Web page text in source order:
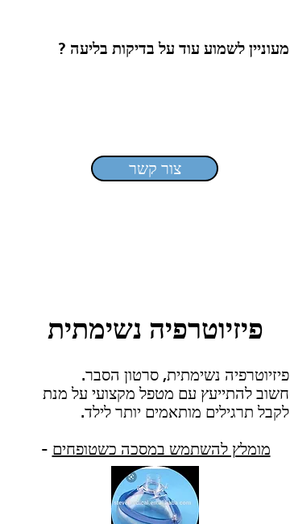
מעוניין לשמוע עוד על בדיקות בליעה ?
צור קשר
פיזיוטרפיה נשימתית
פיזיוטרפיה נשימתית, סרטון הסבר.
חשוב להתייעץ עם מטפל מקצועי על מנת
לקבל תרגילים מותאמים יותר לילד.
מומלץ להשתמש במסכה כשטופחים -